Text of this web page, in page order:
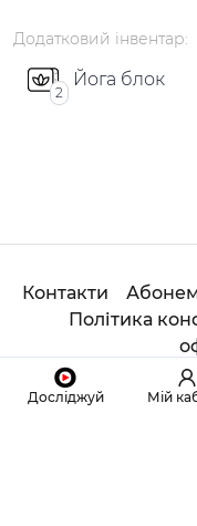
Досліджуй Мій
Додатковий інвентар:
2
Йога блок
Контакти
Політика
© 2020 Студія